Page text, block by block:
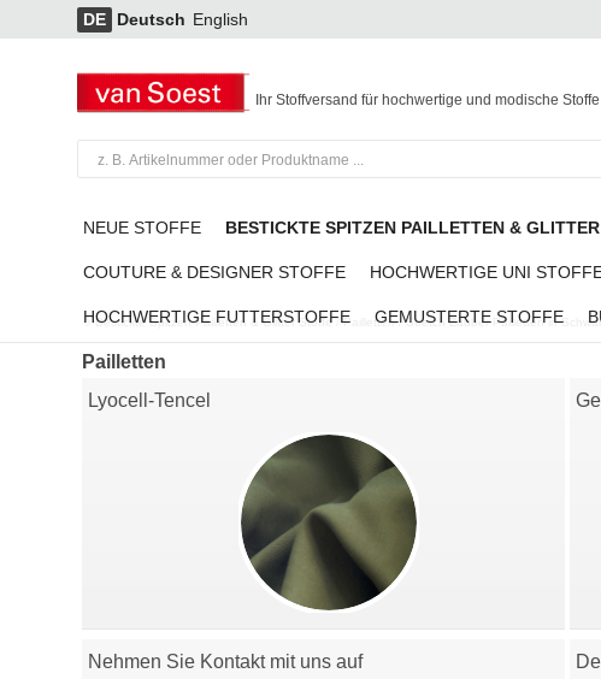
DE Deutsch English
Ihr Stoffversand für hochwertige und modische Stoffe
NEUE STOFFE BESTICKTE SPITZEN PAILLETTEN &
COUTURE & DESIGNER STOFFE HOCHWERTIGE UNI
HOCHWERTIGE FUTTERSTOFFE GEMUSTERTE STOFFE
Bestickte Spitzen Pailletten & Glitter Stoffe /Pailletten /Stretch Zauber Pailletten in
Pailletten
Lyocell-Tencel
Nehmen Sie Kontakt mit uns auf